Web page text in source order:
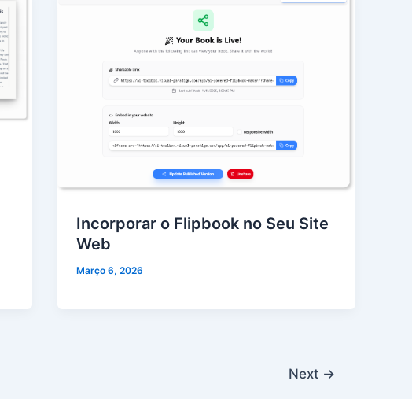
Incorporar o Flipbook no Seu Site
Web
Março 6, 2026
Next →